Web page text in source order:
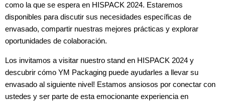
como la que se espera en HISPACK 2024. Estaremos
disponibles para discutir sus necesidades específicas de
envasado, compartir nuestras mejores prácticas y explorar
oportunidades de colaboración.
Los invitamos a visitar nuestro stand en HISPACK 2024 y
descubrir cómo YM Packaging puede ayudarles a llevar su
envasado al siguiente nivel! Estamos ansiosos por conectar con
ustedes y ser parte de esta emocionante experiencia en